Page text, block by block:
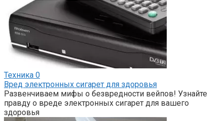
Техника 0
Вред электронных сигарет для здоровья
Развенчиваем мифы о безвредности вейпов! Узнайте
правду о вреде электронных сигарет для вашего
здоровья